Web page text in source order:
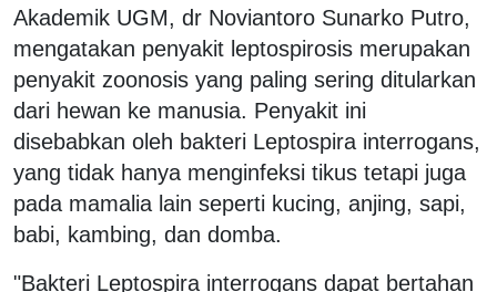
Akademik UGM, dr Noviantoro Sunarko Putro,
mengatakan penyakit leptospirosis merupakan
penyakit zoonosis yang paling sering ditularkan
dari hewan ke manusia. Penyakit ini
disebabkan oleh bakteri Leptospira interrogans,
yang tidak hanya menginfeksi tikus tetapi juga
pada mamalia lain seperti kucing, anjing, sapi,
babi, kambing, dan domba.
"Bakteri Leptospira interrogans dapat bertahan